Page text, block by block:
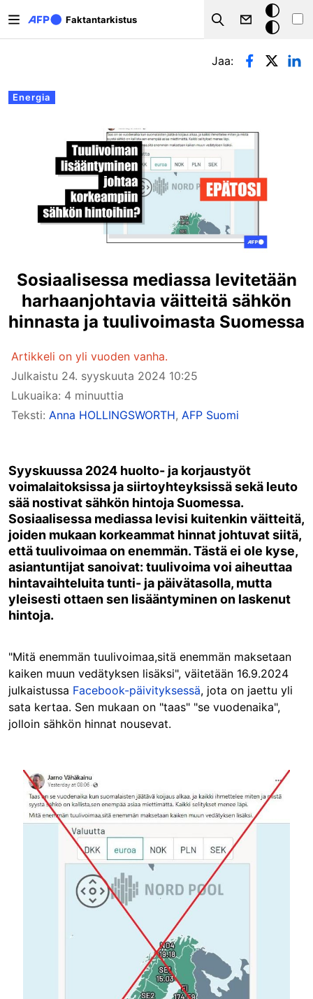
Faktantarkistus
Search
Tumma
tila
Ensisijaiset välilehdet
Energia
Jaa:
Sosiaalisessa mediassa levitetään
harhaanjohtavia väitteitä sähkön
hinnasta ja tuulivoimasta Suomessa
Artikkeli on yli vuoden vanha.
Julkaistu 24. syyskuuta 2024 10:25
Lukuaika: 4 minuuttia
Teksti: Anna HOLLINGSWORTH, AFP Suomi
Syyskuussa 2024 huolto- ja korjaustyöt
voimalaitoksissa ja siirtoyhteyksissä sekä leuto
sää nostivat sähkön hintoja Suomessa.
Sosiaalisessa mediassa levisi kuitenkin väitteitä,
joiden mukaan korkeammat hinnat johtuvat siitä,
että tuulivoimaa on enemmän. Tästä ei ole kyse,
asiantuntijat sanoivat: tuulivoima voi aiheuttaa
hintavaihteluita tunti- ja päivätasolla, mutta
yleisesti ottaen sen lisääntyminen on laskenut
hintoja.
"Mitä enemmän tuulivoimaa,sitä enemmän maksetaan
kaiken muun vedätyksen lisäksi", väitetään 16.9.2024
julkaistussa Facebook-päivityksessä, jota on jaettu yli
sata kertaa. Sen mukaan on "taas" "se vuodenaika",
jolloin sähkön hinnat nousevat.
Image